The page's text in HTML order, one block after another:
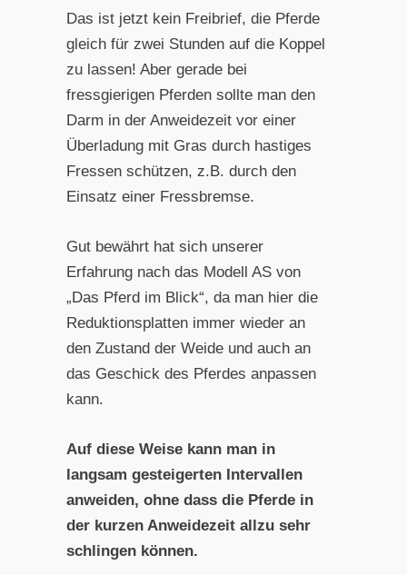
Das ist jetzt kein Freibrief, die Pferde
gleich für zwei Stunden auf die Koppel
zu lassen! Aber gerade bei
fressgierigen Pferden sollte man den
Darm in der Anweidezeit vor einer
Überladung mit Gras durch hastiges
Fressen schützen, z.B. durch den
Einsatz einer Fressbremse.
Gut bewährt hat sich unserer
Erfahrung nach das Modell AS von
„Das Pferd im Blick“, da man hier die
Reduktionsplatten immer wieder an
den Zustand der Weide und auch an
das Geschick des Pferdes anpassen
kann.
Auf diese Weise kann man in
langsam gesteigerten Intervallen
anweiden, ohne dass die Pferde in
der kurzen Anweidezeit allzu sehr
schlingen können.